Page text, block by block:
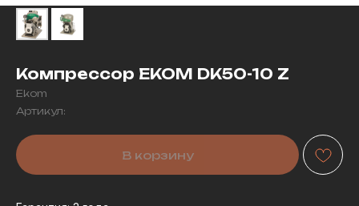
Компрессор EKOM DK50-10 Z
Ekom
Артикул:
В корзину